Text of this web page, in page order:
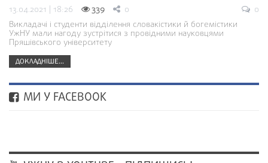
13.04.2021 | 18:26 339 0
0
Викладачі і студенти відділення словакістики й богемістики
УжНУ мали нагоду зустрітися з провідними науковцями
Пряшівського університету
ДОКЛАДНІШЕ...
МИ У FACEBOOK